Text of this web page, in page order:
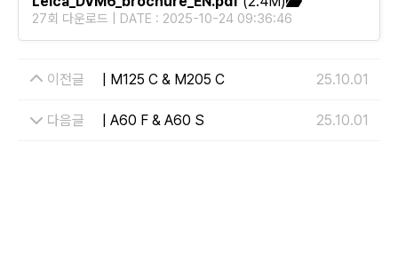
27회 다운로드 | DATE : 2025-10-24 09:36:46
이전글 | M125 C & M205 C 25.10.01
다음글 | A60 F & A60 S 25.10.01